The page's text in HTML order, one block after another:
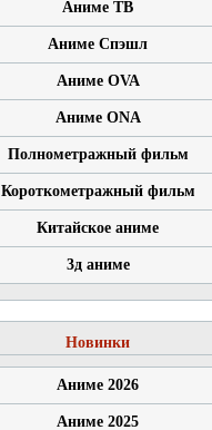
Аниме ТВ
Аниме Спэшл
Аниме OVA
Аниме ONA
Полнометражный фильм
Короткометражный фильм
Китайское аниме
3д аниме
Новинки
Аниме 2026
Аниме 2025